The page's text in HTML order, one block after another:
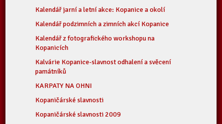
Kalendář jarní a letní akce: Kopanice a okolí
Kalendář podzimních a zimních akcí Kopanice
Kalendář z fotografického workshopu na
Kopanicích
Kalvárie Kopanice-slavnost odhalení a svěcení
památníků
KARPATY NA OHNI
Kopaničárské slavnosti
Kopaničárské slavnosti 2009